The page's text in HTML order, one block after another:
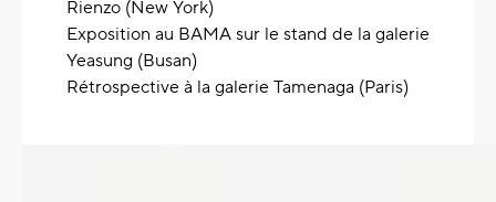
Rienzo (New York)
Exposition au BAMA sur le stand de la galerie
Yeasung (Busan)
Rétrospective à la galerie Tamenaga (Paris)